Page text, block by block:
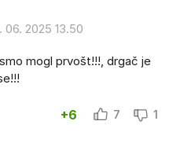
06. 2025 13.50
mogl prvošt!!!, drgač je
+6 7 1